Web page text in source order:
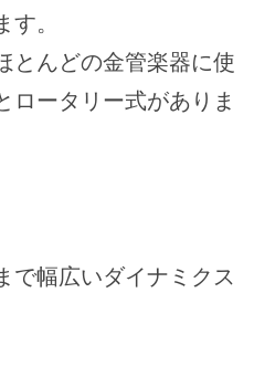
。
とんどの金管楽器に使
ロータリー式がありま
で幅広いダイナミクス